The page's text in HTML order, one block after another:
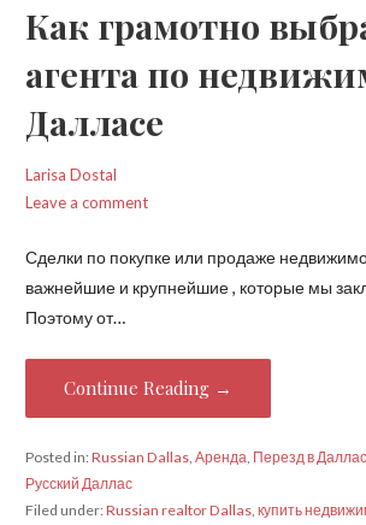
Как грамотно
агента по
Далласе
Larisa Dostal
Leave a comment
Сделки по покупке или продаже
важнейшие и крупнейшие , которые мы
Поэтому от…
Continue Reading →
Posted in:Russian Dallas, Аренда Перезд в Даллас
Русский Даллас
Filed under:Russian realtor Dallas, купить